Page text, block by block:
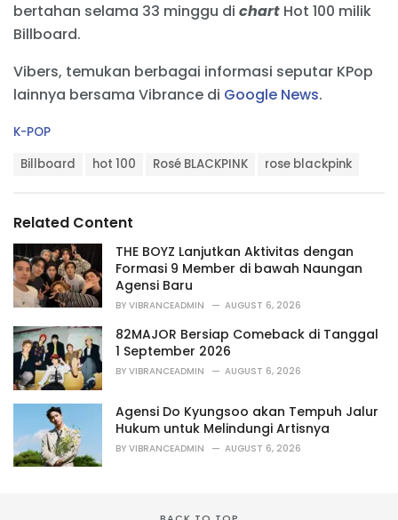
bertahan selama 33 minggu di chart Hot 100 milik
Billboard.
Vibers, temukan berbagai informasi seputar KPop
lainnya bersama Vibrance di Google News.
C
r
i
e
s
:
K-POP
:
Billboard hot 100 Rosé BLACKPINK rose blackpink
Related Content
THE BOYZ Lanjutkan Aktivitas dengan
Formasi 9 Member di bawah Naungan
Agensi Baru
BY VIBRANCEADMIN AUGUST 6, 2026
82MAJOR Bersiap Comeback di Tanggal
1 September 2026
BY VIBRANCEADMIN AUGUST 6, 2026
Agensi Do Kyungsoo akan Tempuh Jalur
Hukum untuk Melindungi Artisnya
BY VIBRANCEADMIN AUGUST 6, 2026